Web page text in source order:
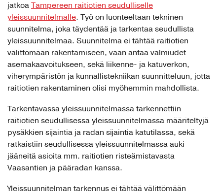
jatkoa Tampereen raitiotien seudulliselle
yleissuunnitelmalle. Työ on luonteeltaan tekninen
suunnitelma, joka täydentää ja tarkentaa seudullista
yleissuunnitelmaa. Suunnitelma ei tähtää raitiotien
välittömään rakentamiseen, vaan antaa valmiudet
asemakaavoitukseen, sekä liikenne- ja katuverkon,
viherympäristön ja kunnallistekniikan suunnitteluun, jotta
raitiotien rakentaminen olisi myöhemmin mahdollista.
Tarkentavassa yleissuunnitelmassa tarkennettiin
raitiotien seudullisessa yleissuunnitelmassa määriteltyjä
pysäkkien sijaintia ja radan sijaintia katutilassa, sekä
ratkaistiin seudullisessa yleissuunnitelmassa auki
jääneitä asioita mm. raitiotien risteämistavasta
Vaasantien ja pääradan kanssa.
Yleissuunnitelman tarkennus ei tähtää välittömään